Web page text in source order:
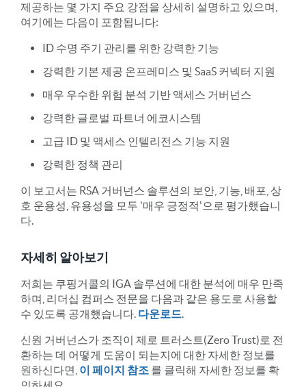
제공하는 몇 가지 주요 강점을 상세히 설명하고 있으며,
여기에는 다음이 포함됩니다:
ID 수명 주기 관리를 위한 강력한 기능
강력한 기본 제공 온프레미스 및 SaaS 커넥터 지원
매우 우수한 위험 분석 기반 액세스 거버넌스
강력한 글로벌 파트너 에코시스템
고급 ID 및 액세스 인텔리전스 기능 지원
강력한 정책 관리
이 보고서는 RSA 거버넌스 솔루션의 보안, 기능, 배포, 상
호 운용성, 유용성을 모두 '매우 긍정적'으로 평가했습니
다.
자세히 알아보기
저희는 쿠핑거콜의 IGA 솔루션에 대한 분석에 매우 만족
하며, 리더십 컴퍼스 전문을 다음과 같은 용도로 사용할
수 있도록 공개했습니다. 다운로드
신원 거버넌스가 조직이 제로 트러스트(Zero Trust)로 전
환하는 데 어떻게 도움이 되는지에 대한 자세한 정보를
원하신다면, 이 페이지 참조 를 클릭해 자세한 정보를 확